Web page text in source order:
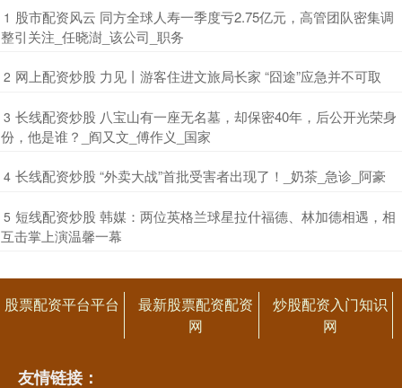
1 ​股市配资风云 同方全球人寿一季度亏2.75亿元，高管团队密集调
整引关注_任晓澍_该公司_职务
2 ​网上配资炒股 力见丨游客住进文旅局长家 “囧途”应急并不可取
3 ​长线配资炒股 八宝山有一座无名墓，却保密40年，后公开光荣身
份，他是谁？_阎又文_傅作义_国家
4 ​长线配资炒股 “外卖大战”首批受害者出现了！_奶茶_急诊_阿豪
5 ​短线配资炒股 韩媒：两位英格兰球星拉什福德、林加德相遇，相
互击掌上演温馨一幕
股票配资平台平台
最新股票配资配资
网
炒股配资入门知识
网
友情链接：